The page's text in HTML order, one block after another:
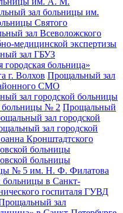
зал больницы им.
Святого
зал Всеволожского
медицинской экспертизы
зал ГБУЗ
больница»
г. Волхов Прощальный зал
СМО
зал городской больницы
больницы № 2 Прощальный
зал городской
зал городской
Кронштадтского
больницы
больницы
№ 5 им. Н. Ф. Филатова
больницы в Санкт-
госпиталя ГУВД
зал